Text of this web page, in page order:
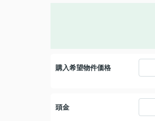
購入希望物件価格
頭金